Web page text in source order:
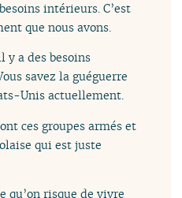
intérieurs. C’est
que nous avons.
y a des besoins
savez la guéguerre
Unis actuellement.
ces groupes armés et
qui est juste
qu’on risque de vivre